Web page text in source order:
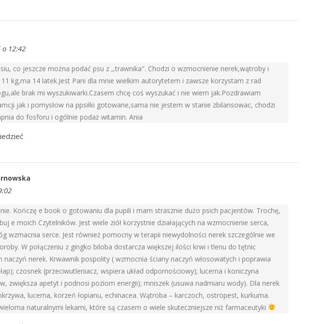
o 12:42
co jeszcze można podać psu z ,,trawnika". Chodzi o wzmocnienie nerek,wątroby i
11 kg,ma 14 latek.Jest Pani dla mnie wielkim autorytetem i zawsze korzystam z rad
brak mi wyszukiwarki.Czasem chcę coś wyszukać i nie wiem jak.Pozdrawiam
jak i pomysłow na ppsiłki gotowane,sama nie jestem w stanie zbilansowac, chodzi
do fosforu i ogólnie podaż witamin. Ania
Kończę e book o gotowaniu dla pupili i mam strasznie dużo psich pacjentów. Trochę,
e moich Czytelników. Jest wiele ziół korzystnie działających na wzmocnienie serca,
wzmacnia serce. Jest również pomocny w terapii niewydolności nerek szczególnie we
W połączeniu z gingko biloba dostarcza większej ilości krwi i tlenu do tętnic
naczyń nerek. Krwawnik pospolity ( wzmocnia ściany naczyń włosowatych i poprawia
czosnek (przeciwutleniacz, wspiera układ odpornościowy); lucerna i koniczyna
zwiększa apetyt i podnosi poziom energii); mniszek (usuwa nadmiaru wody). Dla nerek
lucerna, korzeń łopianu, echinacea. Wątroba – karczoch, ostropest, kurkuma.
naturalnymi lekami, które są czasem o wiele skuteczniejsze niż farmaceutyki